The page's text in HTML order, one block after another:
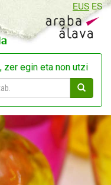
EUS ES
zer egin eta non utzi